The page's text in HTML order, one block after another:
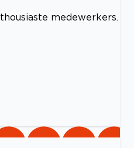
medewerkers.